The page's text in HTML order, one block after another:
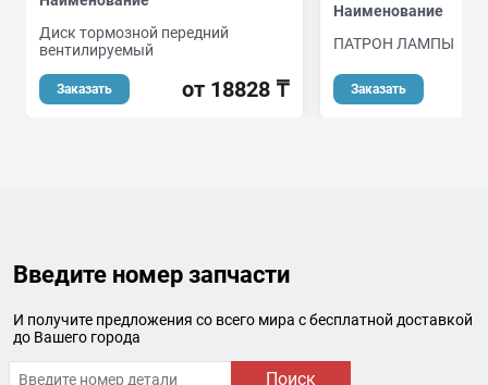
Диск тормозной передний
вентилируемый
Заказать от 18828 ₸
Наименование
ПАТРОН ЛАМПЫ
Заказать
Введите номер запчасти
И получите предложения со всего мира с бесплатной доставкой
до Вашего города
Поиск